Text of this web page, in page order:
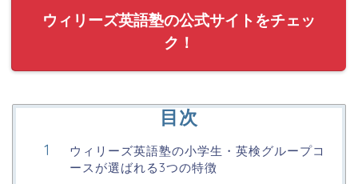
ウィリーズ英語塾の公式サイトをチェッ
ク！
目次
ウィリーズ英語塾の小学生・英検グループコ
ースが選ばれる3つの特徴